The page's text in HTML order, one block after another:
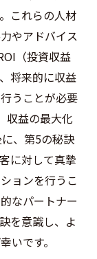
これらの人材
やアドバイス
（投資収益
将来的に収益
うことが必要
収益の最大化
、第5の秘訣
に対して真摯
ョンを行うこ
なパートナー
を意識し、よ
いです。